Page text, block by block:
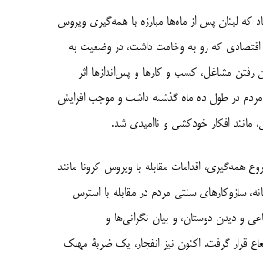
که لبنان پس از ماه‌ها مبارزه با همه‌گیری ویروس
اقتصادی که رو به وخامت داشت، در وضعیت به
رفتن مشاغل، کسب و کارها و پس‌اندازها اثر
در طول ده ماه گذشته داشت و موجب افزایش
مانند افکار خودکشی و ناامیدی شد.
همه‌گیری، اقدامات مقابله با ویروس کرونا مانند
سازوکارهای سنتی مردم در مقابله با استرس
و دیدن دوستان، و بیان نگرانی‌ها و
قرار گرفت. اکنون نیز انفجار، یک ضربۀ مهلک